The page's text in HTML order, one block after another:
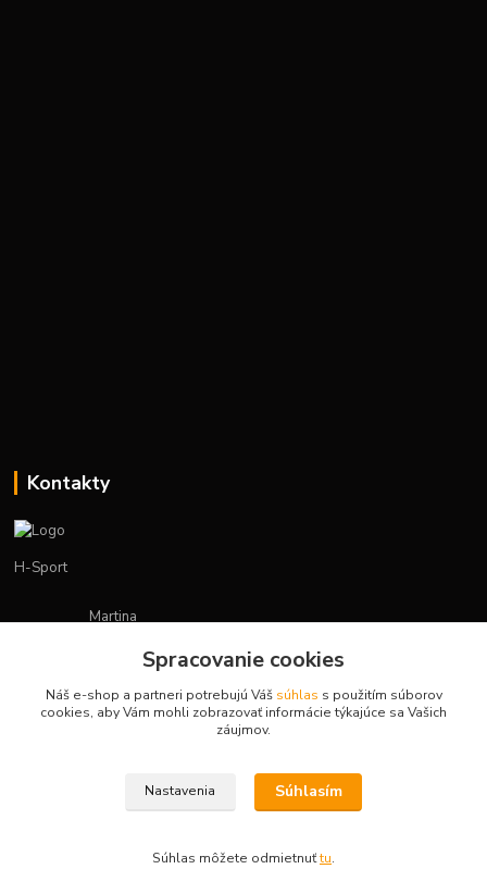
Kontakty
H-Sport
Martina
(Po-Pia, 7-15 hod.)
obchod.hsport@gmail.com
Vytvorené na Eshop-rychlo.sk
Spracovanie cookies
Náš e-shop a partneri potrebujú Váš súhlas s použitím súborov
cookies, aby Vám mohli zobrazovať informácie týkajúce sa Vašich
záujmov.
Nastavenia Súhlasím
Súhlas môžete odmietnuťtu.